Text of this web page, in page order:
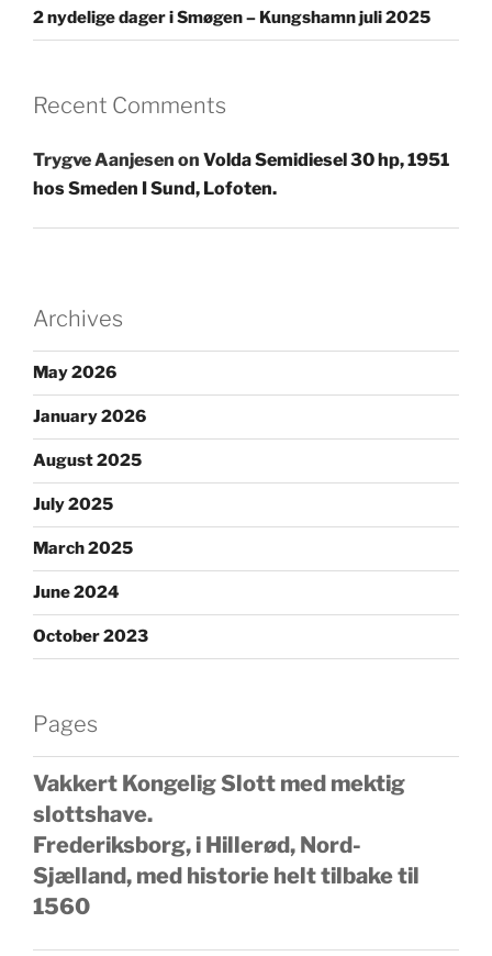
2 nydelige dager i Smøgen – Kungshamn juli 2025
Recent Comments
Trygve Aanjesen on Volda Semidiesel 30 hp, 1951
hos Smeden I Sund, Lofoten.
Archives
May 2026
January 2026
August 2025
July 2025
March 2025
June 2024
October 2023
Pages
Vakkert Kongelig Slott med mektig
slottshave.
Frederiksborg, i Hillerød, Nord-
Sjælland, med historie helt tilbake til
1560